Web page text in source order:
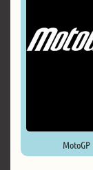
MotoGP